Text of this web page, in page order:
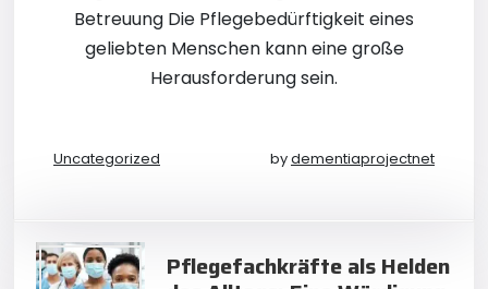
Betreuung Die Pflegebedürftigkeit eines
geliebten Menschen kann eine große
Herausforderung sein.
Uncategorized bydementiaprojectnet
Pflegefachkräfte als Helden